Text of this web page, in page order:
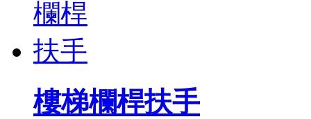
樓梯欄桿扶手